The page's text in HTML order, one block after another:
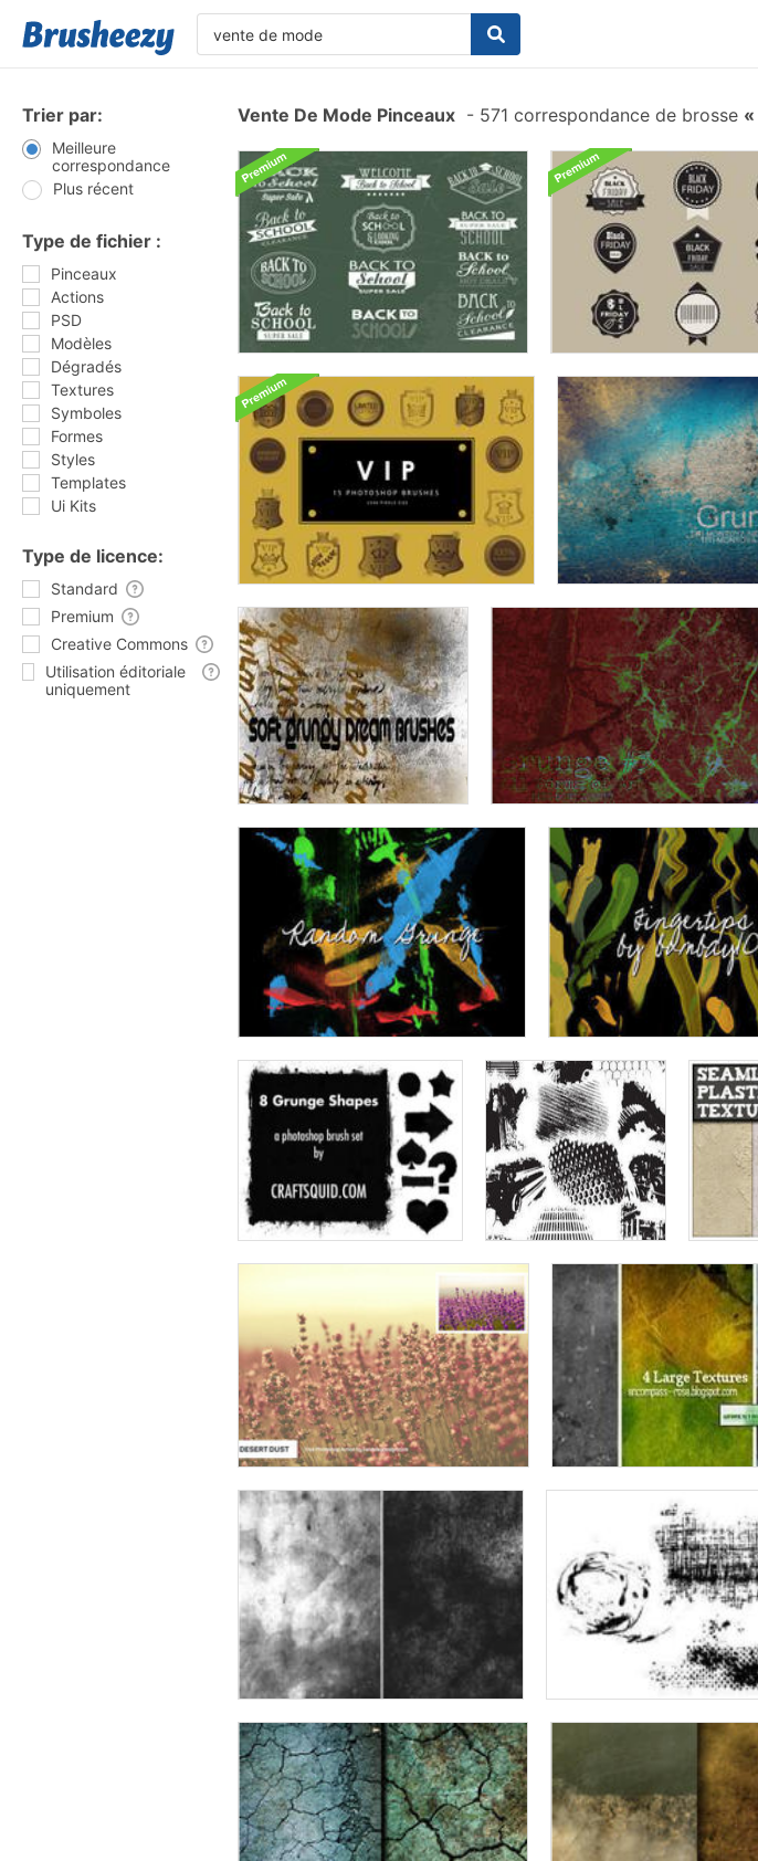
Trier par:
Meilleure
correspondance
Plus récent
Type de fichier :
Pinceaux
Actions
PSD
Modèles
Dégradés
Textures
Symboles
Formes
Styles
Templates
Ui Kits
Type de licence:
Standard
Premium
Creative Commons
Utilisation éditoriale
uniquement
Vente De Mode Pinceaux - 571 correspondance de brosse